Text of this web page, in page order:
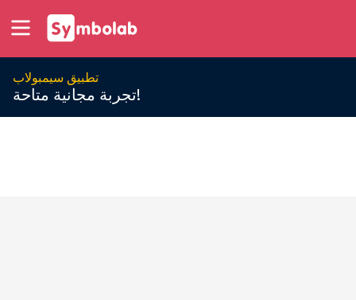
تطبيق سيمبولاب
تجربة مجانية متاحة!